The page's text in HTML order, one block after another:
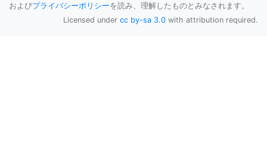
およびプライバシーポリシーを読み、理解したものとみなされます。
Licensed under cc by-sa 3.0 with attribution required.